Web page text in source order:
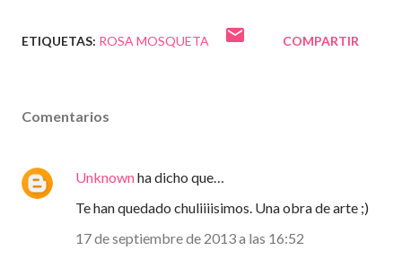
ETIQUETAS: ROSA MOSQUETA COMPARTIR
Comentarios
Unknownha dicho que…
Te han quedado chuliiiisimos. Una obra de arte ;)
17 de septiembre de 2013 a las 16:52